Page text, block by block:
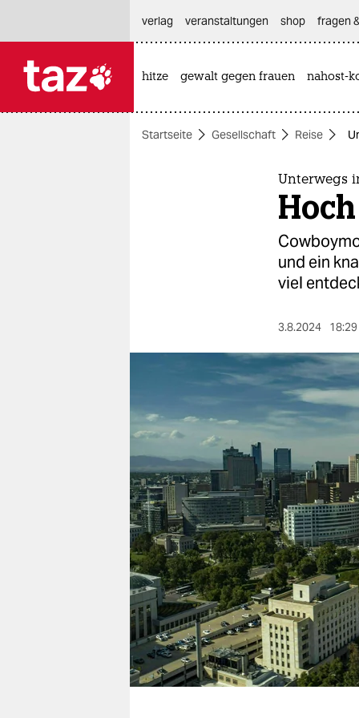
themen
wahrheit
verlag
verlag
veranstaltungen
shop
fragen & hilfe
unterstützen
abo
genossenschaft
verlag
veranstaltungen shop fragen
hitze gewalt gegen frauen nahost-
Startseite Gesellschaft Reise
Unterwegs
und ein
viel
3.8.2024